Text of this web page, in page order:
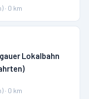
· 0 km
Lokalbahn
· 0 km